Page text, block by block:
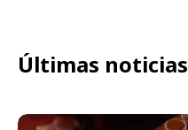
Últimas noticias